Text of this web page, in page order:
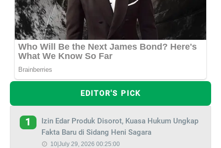
EDITOR'S PICK
1
Izin Edar Produk Disorot, Kuasa Hukum Ungkap
Fakta Baru di Sidang Heni Sagara
10|July 29, 2026 00:25:00